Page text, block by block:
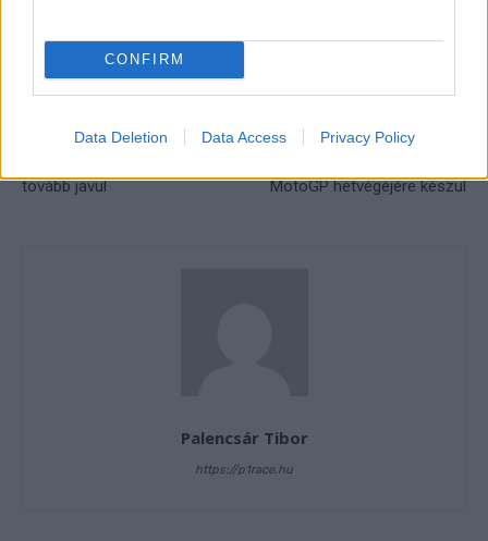
CONFIRM
Data Deletion Data Access Privacy Policy
Előző cikk
tovább javul
Következő cikk
MotoGP hétvégéjére készül
Palencsár Tibor
https://p1race.hu